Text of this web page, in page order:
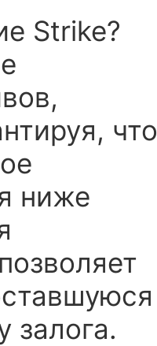
Strike?
что
ниже
залога.